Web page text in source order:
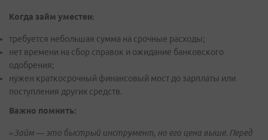
Когда займ уместен:
требуется небольшая сумма на срочные расходы;
нет времени на сбор справок и ожидание банковского
одобрения;
нужен краткосрочный финансовый мост до зарплаты или
поступления других средств.
Важно помнить:
«Займ — это быстрый инструмент, но его цена выше. Перед